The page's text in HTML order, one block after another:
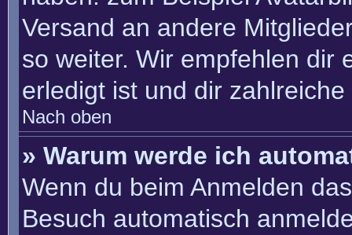
Versand an andere
so weiter. Wir empfehlen dir
erledigt ist und dir
Nach oben
» Warum werde ich
Wenn du beim Anmelden
Besuch automatisch